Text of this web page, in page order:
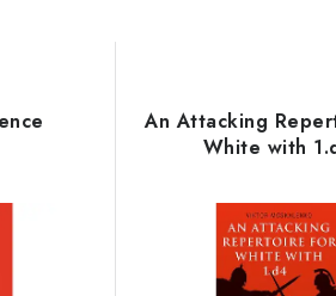
An Attacking
White with